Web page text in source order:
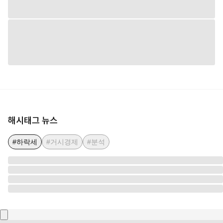
해시태그 뉴스
#하락세 #거시경제 #분석